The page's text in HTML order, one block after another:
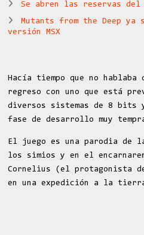
Se abren las reservas del
Mutants from the Deep ya
versión MSX
Hacía tiempo que no hablaba
regreso con uno que está
diversos sistemas de 8 bits
fase de desarrollo muy
El juego es una parodia de
los simios y en el
Cornelius (el protagonista
en una expedición a la